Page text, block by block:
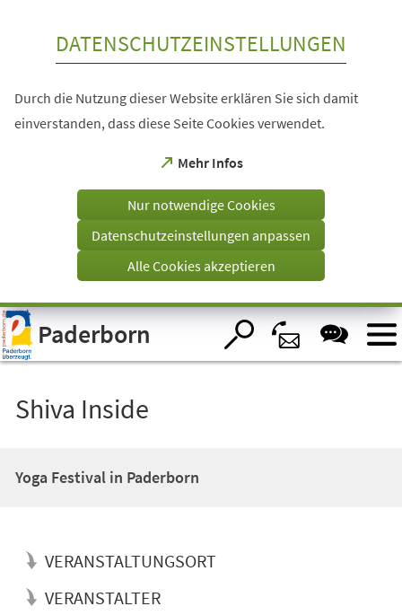
Visuelle
Assistenzsoftware
öffnen.
DATENSCHUTZEINSTELLUNGEN
Durch die Nutzung dieser Website erklären Sie sich damit
einverstanden, dass diese Seite Cookies verwendet.
Mehr Infos
(Öffnet
einem
Tab)
Nur notwendige Cookies
Datenschutzeinstellungen anpassen
Alle Cookies akzeptieren
Paderborn
Shiva Inside
Yoga Festival in Paderborn
VERANSTALTUNGSORT
VERANSTALTER